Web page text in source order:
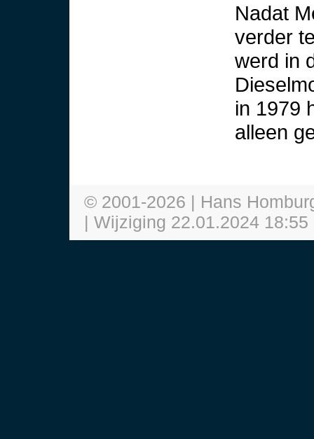
Nadat
verder
werd in
in 1979
alleen
© 2001-2026 | Hans
| Wijziging 22.01.2024 18:55